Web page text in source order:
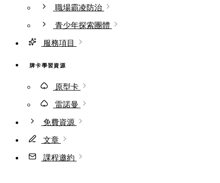
職場霸凌防治
青少年探索團體
服務項目
牌卡學習資源
原型卡
雷諾曼
免費資源
文章
課程邀約